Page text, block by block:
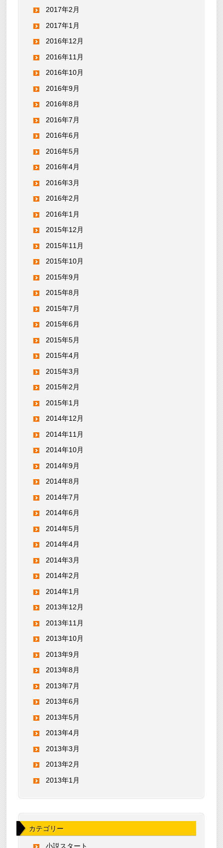
2017年2月
2017年1月
2016年12月
2016年11月
2016年10月
2016年9月
2016年8月
2016年7月
2016年6月
2016年5月
2016年4月
2016年3月
2016年2月
2016年1月
2015年12月
2015年11月
2015年10月
2015年9月
2015年8月
2015年7月
2015年6月
2015年5月
2015年4月
2015年3月
2015年2月
2015年1月
2014年12月
2014年11月
2014年10月
2014年9月
2014年8月
2014年7月
2014年6月
2014年5月
2014年4月
2014年3月
2014年2月
2014年1月
2013年12月
2013年11月
2013年10月
2013年9月
2013年8月
2013年7月
2013年6月
2013年5月
2013年4月
2013年3月
2013年2月
2013年1月
カテゴリー
小説スタート